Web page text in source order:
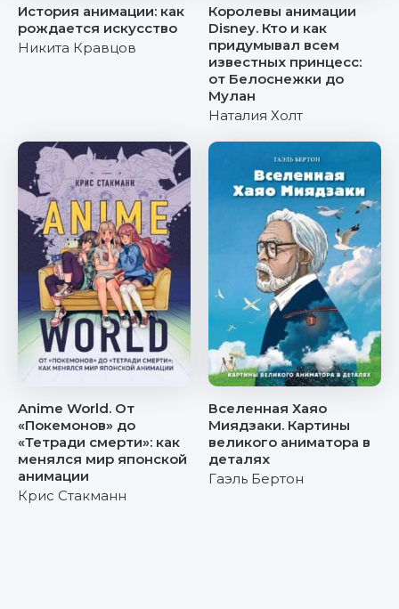
История анимации: как
рождается искусство
Никита Кравцов
Королевы анимации
Disney. Кто и как
придумывал всем
известных принцесс:
от Белоснежки до
Мулан
Наталия Холт
Anime World. От
«Покемонов» до
«Тетради смерти»: как
менялся мир японской
анимации
Крис Стакманн
Вселенная Хаяо
Миядзаки. Картины
великого аниматора в
деталях
Гаэль Бертон